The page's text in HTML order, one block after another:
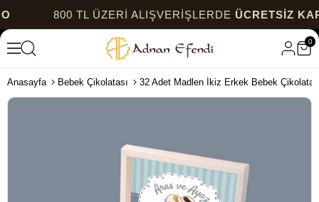
800 TL ÜZERİ ALIŞVERİŞLERDEÜCRETSİZ KARGO
0
Anasayfa Bebek Çikolatası